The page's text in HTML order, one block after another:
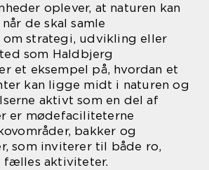
oplever, at naturen kan
de skal samle
om strategi, udvikling eller
som Haldbjerg
et eksempel på, hvordan et
kan ligge midt i naturen og
aktivt som en del af
er mødefaciliteterne
bakker og
som inviterer til både ro,
aktiviteter.